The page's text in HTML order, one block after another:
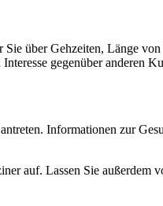
über Gehzeiten, Länge
gegenüber anderen
Informationen zur
auf. Lassen Sie außerdem